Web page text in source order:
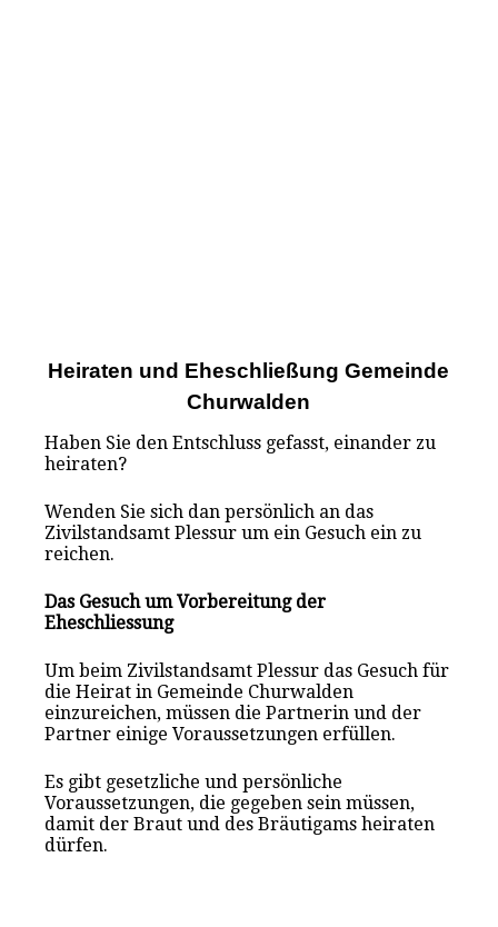
Heiraten und Eheschließung Gemeinde
Churwalden
Haben Sie den Entschluss gefasst, einander zu
heiraten?
Wenden Sie sich dan persönlich an das
Zivilstandsamt Plessur um ein Gesuch ein zu
reichen.
Das Gesuch um Vorbereitung der
Eheschliessung
Um beim Zivilstandsamt Plessur das Gesuch für
die Heirat in Gemeinde Churwalden
einzureichen, müssen die Partnerin und der
Partner einige Voraussetzungen erfüllen.
Es gibt gesetzliche und persönliche
Voraussetzungen, die gegeben sein müssen,
damit der Braut und des Bräutigams heiraten
dürfen.